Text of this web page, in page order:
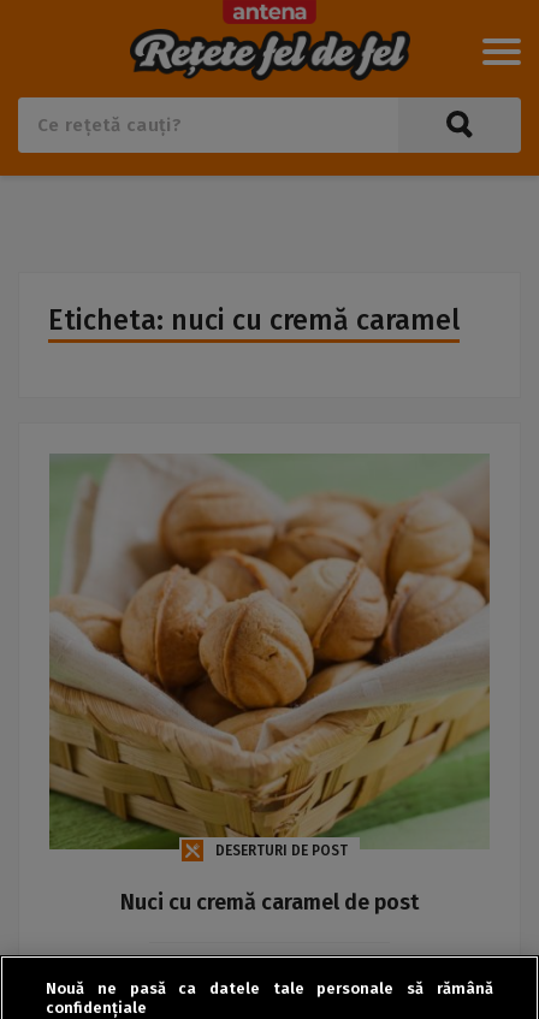
Eticheta: nuci cu cremă caramel
DESERTURI DE POST
Nuci cu cremă caramel de post
Nouă ne pasă ca datele tale personale să rămână
confidențiale